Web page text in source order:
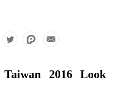
2016 Look